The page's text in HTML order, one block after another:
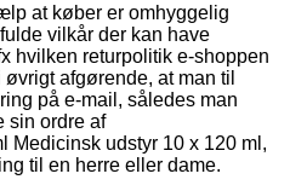
at køber er omhyggelig
vilkår der kan have
hvilken returpolitik e-shoppen
afgørende, at man til
på e-mail, således man
sin ordre af
Medicinsk udstyr 10 x 120 ml,
til en herre eller dame.